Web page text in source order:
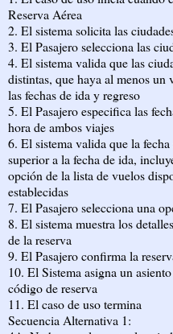
Reserva Aérea
2. El sistema solicita las
3. El Pasajero selecciona las
4. El sistema valida que las
distintas, que haya al menos un
las fechas de ida y regreso
5. El Pasajero especifica las
hora de ambos viajes
6. El sistema valida que la
superior a la fecha de ida,
opción de la lista de vuelos
establecidas
7. El Pasajero selecciona una
8. El sistema muestra los
de la reserva
9. El Pasajero confirma la
10. El Sistema asigna un
código de reserva
11. El caso de uso termina
Secuencia Alternativa 1: